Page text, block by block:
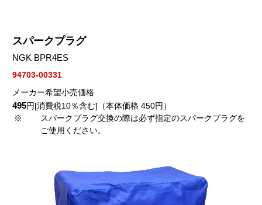
スパークプラグ
NGK BPR4ES
94703-00331
メーカー希望小売価格
495円[消費税10％含む]（本体価格 450円）
※
スパークプラグ交換の際は必ず指定のスパークプラグを
ご使用ください。